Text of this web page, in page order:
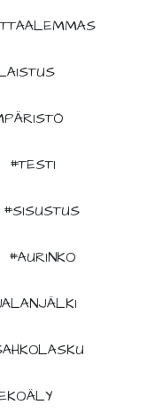
#TESTI
#SISUSTUS
#AURINKO